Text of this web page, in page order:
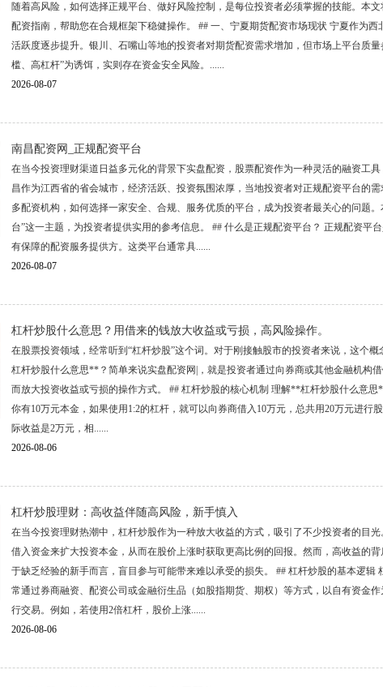
随着高风险，如何选择正规平台、做好风险控制，是每位投资者必须掌握的技能。本
配资指南，帮助您在合规框架下稳健操作。 ## 一、宁夏期货配资市场现状 宁夏作为
活跃度逐步提升。银川、石嘴山等地的投资者对期货配资需求增加，但市场上平台质
槛、高杠杆”为诱饵，实则存在资金安全风险。......
2026-08-07
南昌配资网_正规配资平台
在当今投资理财渠道日益多元化的背景下实盘配资，股票配资作为一种灵活的融资工
昌作为江西省的省会城市，经济活跃、投资氛围浓厚，当地投资者对正规配资平台的
多配资机构，如何选择一家安全、合规、服务优质的平台，成为投资者最关心的问题
台”这一主题，为投资者提供实用的参考信息。 ## 什么是正规配资平台？ 正规配资平
有保障的配资服务提供方。这类平台通常具......
2026-08-07
杠杆炒股什么意思？用借来的钱放大收益或亏损，高风险操作。
在股票投资领域，经常听到“杠杆炒股”这个词。对于刚接触股市的投资者来说，这个
杠杆炒股什么意思**？简单来说实盘配资网|，就是投资者通过向券商或其他金融机构
而放大投资收益或亏损的操作方式。 ## 杠杆炒股的核心机制 理解**杠杆炒股什么意
你有10万元本金，如果使用1:2的杠杆，就可以向券商借入10万元，总共用20万元进行
际收益是2万元，相......
2026-08-06
杠杆炒股理财：高收益伴随高风险，新手慎入
在当今投资理财热潮中，杠杆炒股作为一种放大收益的方式，吸引了不少投资者的目
借入资金来扩大投资本金，从而在股价上涨时获取更高比例的回报。然而，高收益的
于缺乏经验的新手而言，盲目参与可能带来难以承受的损失。 ## 杠杆炒股的基本逻辑
常通过券商融资、配资公司或金融衍生品（如股指期货、期权）等方式，以自有资金
行交易。例如，若使用2倍杠杆，股价上涨......
2026-08-06